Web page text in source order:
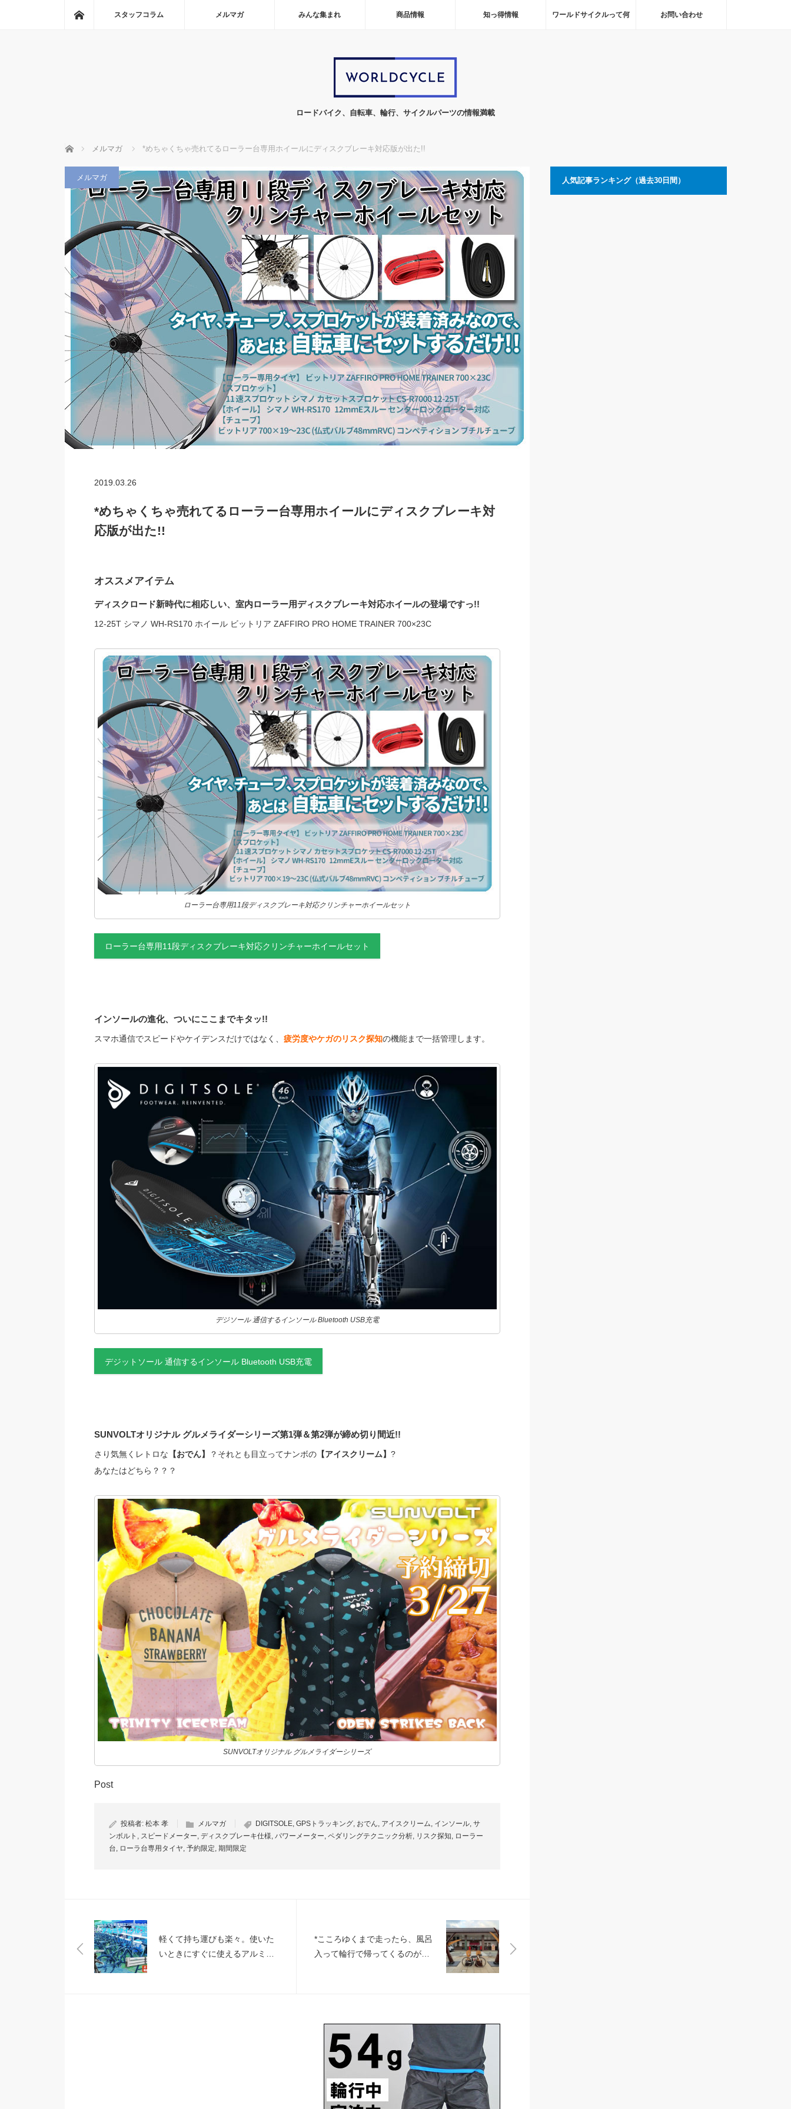
ホームスタッフコラム メルマガ みんな集まれ 商品情報 知っ得情報 ワールドサイクルって何 お問い合わせ
ロードバイク、自転車、輪行、サイクルパーツの情報満載
ホーム メルマガ *めちゃくちゃ売れてるローラー台専用ホイールにディスクブレーキ対応版が出た!!
メルマガ
2019.03.26
*めちゃくちゃ売れてるローラー台専用ホイールにディスクブレーキ対
応版が出た!!
オススメアイテム
ディスクロード新時代に相応しい、室内ローラー用ディスクブレーキ対応ホイールの登場ですっ!!
12-25T シマノ WH-RS170 ホイール ビットリア ZAFFIRO PRO HOME TRAINER 700×23C
ローラー台専用11段ディスクブレーキ対応クリンチャーホイールセット
ローラー台専用11段ディスクブレーキ対応クリンチャーホイールセット
インソールの進化、ついにここまでキタッ!!
スマホ通信でスピードやケイデンスだけではなく、 疲労度やケガのリスク探知の機能まで一括管理します。
デジソール 通信するインソール Bluetooth USB充電
デジットソール 通信するインソール Bluetooth USB充電
SUNVOLTオリジナル グルメライダーシリーズ第1弾＆第2弾が締め切り間近!!
さり気無くレトロな 【おでん】 ？それとも目立ってナンボの【アイスクリーム】 ?
あなたはどちら？？？
SUNVOLTオリジナル グルメライダーシリーズ
Post
投稿者: 松本 孝 メルマガ DIGITSOLE, GPSトラッキング, おでん アイスクリーム インソール, サ
ンボルト
スピードメーター ディスクブレーキ仕様 パワーメーター ペダリングテクニック分析, リスク探知
ローラー
台
ローラ台専用タイヤ 予約限定 期間限定
軽くて持ち運びも楽々。使いた
いときにすぐに使えるアルミス
*こころゆくまで走ったら、風呂
入って輪行で帰ってくるのが最
人気記事ランキング（過去30日間）